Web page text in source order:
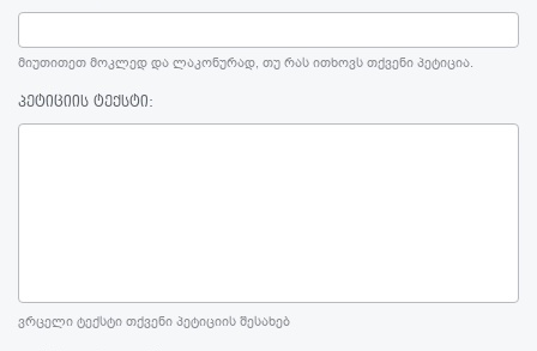
მიუთითეთ მოკლედ და ლაკონურად, თუ რას ითხოვს თქვენი პეტიცია.
პეტიციის ტექსტი:
ვრცელი ტექსტი თქვენი პეტიციის შესახებ